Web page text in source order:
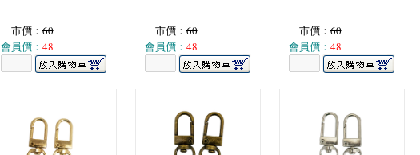
市價：60
會員價： 48
市價：60
會員價： 48
市價：60
會員價： 48